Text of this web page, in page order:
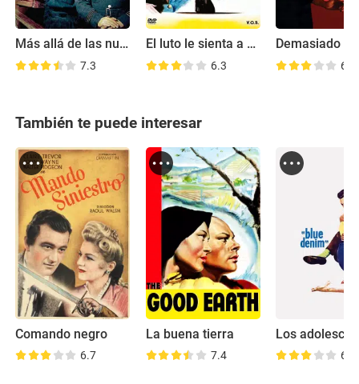
Más allá de las nubes
7.3
El luto le sienta a Electra
6.3 6.4
También te puede interesar
Comando negro
6.7
La buena tierra
7.4
Los
6.6